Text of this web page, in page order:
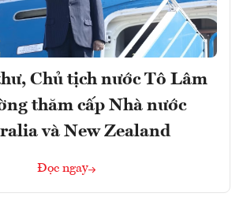
Chủ tịch nước Tô Lâm
thăm cấp Nhà nước
và New Zealand
Đọc ngay